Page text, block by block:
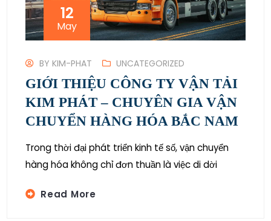
12
May
BYKIM-PHAT UNCATEGORIZED
GIỚI THIỆU CÔNG TY VẬN TẢI
KIM PHÁT – CHUYÊN GIA VẬN
CHUYỂN HÀNG HÓA BẮC NAM
Trong thời đại phát triển kinh tế số, vận chuyển
hàng hóa không chỉ đơn thuần là việc di dời
Read More